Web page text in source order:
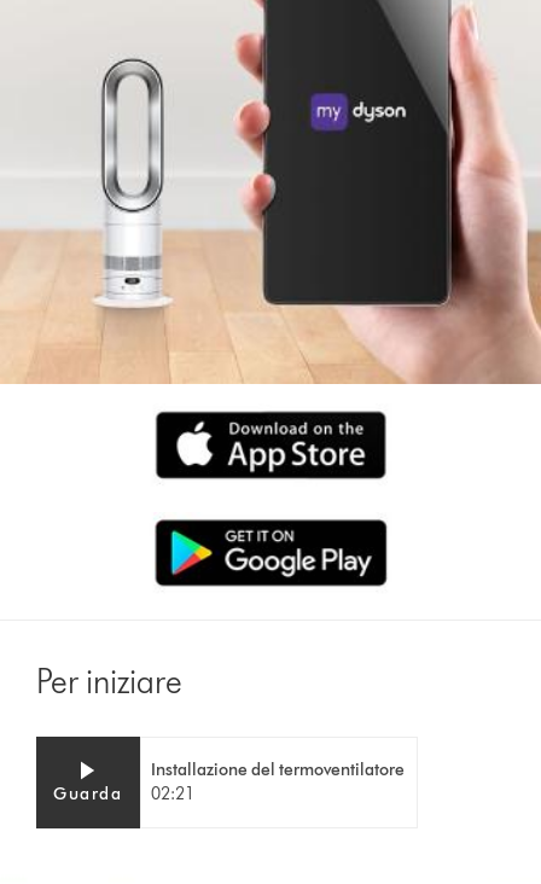
Per iniziare
Transcript
trascrizione
video
Guarda
Installazione del termoventilatore
02:21